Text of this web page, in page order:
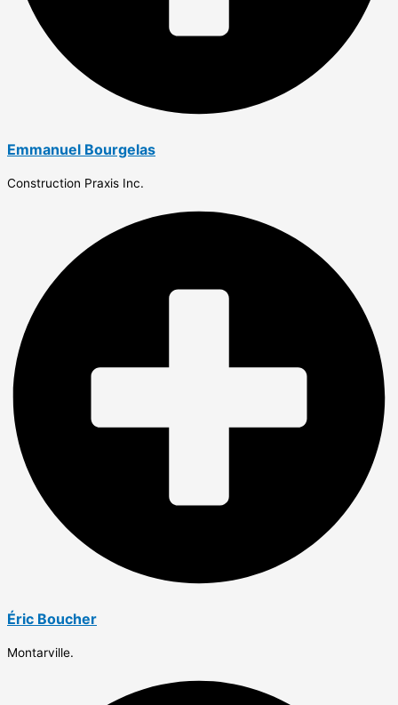
Emmanuel Bourgelas
Construction Praxis Inc.
Éric Boucher
Montarville.